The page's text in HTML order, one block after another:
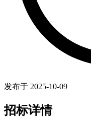
发布于 2025-10-09
招标详情